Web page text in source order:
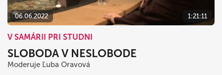
06.06.2022 1:21:11
V SAMÁRII PRI STUDNI
SLOBODA V NESLOBODE
Moderuje Ľuba Oravová